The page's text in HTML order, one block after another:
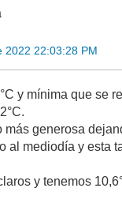
2022 22:03:28 PM
y mínima que se
más generosa
al mediodía y esta
y tenemos